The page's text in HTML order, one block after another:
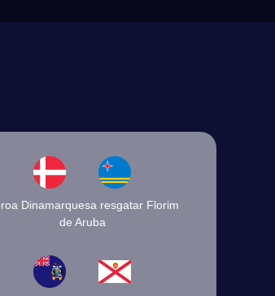
Dinamarquesa resgatar Florim
de Aruba